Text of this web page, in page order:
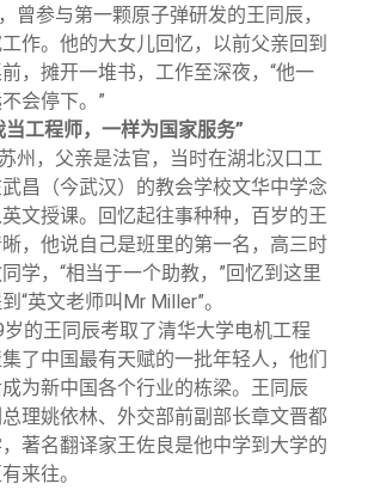
曾参与第一颗原子弹研发的王同辰，
作。他的大女儿回忆，以前父亲回到
，摊开一堆书，工作至深夜，“他一
会停下。”
当工程师，一样为国家服务”
州，父亲是法官，当时在湖北汉口工
昌（今武汉）的教会学校文华中学念
文授课。回忆起往事种种，百岁的王
，他说自己是班里的第一名，高三时
学，“相当于一个助教，”回忆到这里
“英文老师叫Mr Miller”。
的王同辰考取了清华大学电机工程
了中国最有天赋的一批年轻人，他们
为新中国各个行业的栋梁。王同辰
理姚依林、外交部前副部长章文晋都
著名翻译家王佐良是他中学到大学的
来往。